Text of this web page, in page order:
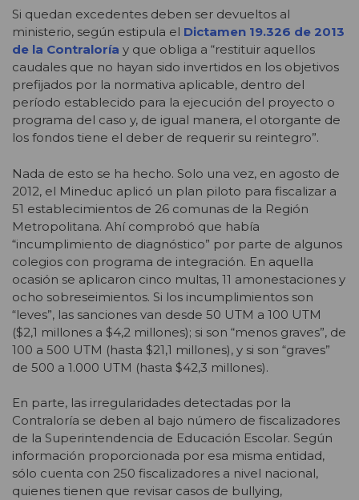
Si quedan excedentes deben ser devueltos al
ministerio, según estipula el Dictamen 19.326 de 2013
de la Contraloría y que obliga a “restituir aquellos
caudales que no hayan sido invertidos en los objetivos
prefijados por la normativa aplicable, dentro del
período establecido para la ejecución del proyecto o
programa del caso y, de igual manera, el otorgante de
los fondos tiene el deber de requerir su reintegro”.
Nada de esto se ha hecho. Solo una vez, en agosto de
2012, el Mineduc aplicó un plan piloto para fiscalizar a
51 establecimientos de 26 comunas de la Región
Metropolitana. Ahí comprobó que había
“incumplimiento de diagnóstico” por parte de algunos
colegios con programa de integración. En aquella
ocasión se aplicaron cinco multas, 11 amonestaciones y
ocho sobreseimientos. Si los incumplimientos son
“leves”, las sanciones van desde 50 UTM a 100 UTM
($2,1 millones a $4,2 millones); si son “menos graves”, de
100 a 500 UTM (hasta $21,1 millones), y si son “graves”
de 500 a 1.000 UTM (hasta $42,3 millones).
En parte, las irregularidades detectadas por la
Contraloría se deben al bajo número de fiscalizadores
de la Superintendencia de Educación Escolar. Según
información proporcionada por esa misma entidad,
sólo cuenta con 250 fiscalizadores a nivel nacional,
quienes tienen que revisar casos de bullying,